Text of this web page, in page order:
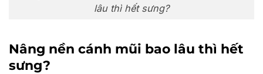
lâu thì hết sưng?
Nâng nền cánh mũi bao lâu thì hết
sưng?